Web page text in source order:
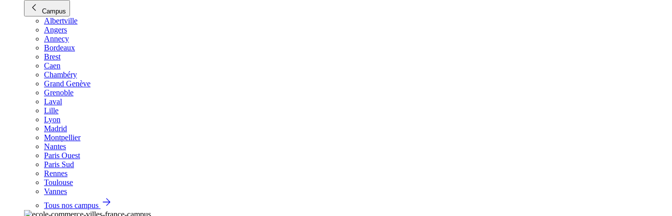
Campus
Albertville
Angers
Annecy
Bordeaux
Brest
Caen
Chambéry
Grand Genève
Grenoble
Laval
Lille
Lyon
Madrid
Montpellier
Nantes
Paris Ouest
Paris Sud
Rennes
Toulouse
Vannes
Tous nos campus